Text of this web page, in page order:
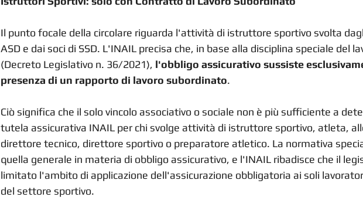
Il punto focale della circolare riguarda l'attività di istruttore sportivo svolta
ASD e dai soci di SSD. L'INAIL precisa che, in base alla disciplina speciale del
(Decreto Legislativo n. 36/2021), l'obbligo assicurativo sussiste
presenza di un rapporto di lavoro subordinato.
Ciò significa che il solo vincolo associativo o sociale non è più sufficiente a
tutela assicurativa INAIL per chi svolge attività di istruttore sportivo, atleta,
direttore tecnico, direttore sportivo o preparatore atletico. La normativa
quella generale in materia di obbligo assicurativo, e l'INAIL ribadisce che il
limitato l'ambito di applicazione dell'assicurazione obbligatoria ai soli
del settore sportivo.